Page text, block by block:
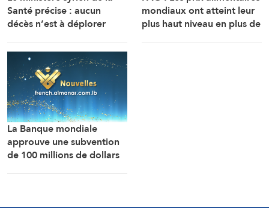
Santé précise : aucun
décès n’est à déplorer
près de Damas, mais 14
personnes ont été
blessées.
mondiaux ont atteint leur
plus haut niveau en plus de
La Banque mondiale
approuve une subvention
de 100 millions de dollars